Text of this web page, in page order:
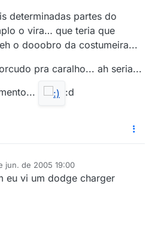
determinadas partes do
o vira… que teria que
o dooobro da costumeira...
pra caralho... ah seria...
:d
jun. de 2005 19:00
eu vi um dodge charger